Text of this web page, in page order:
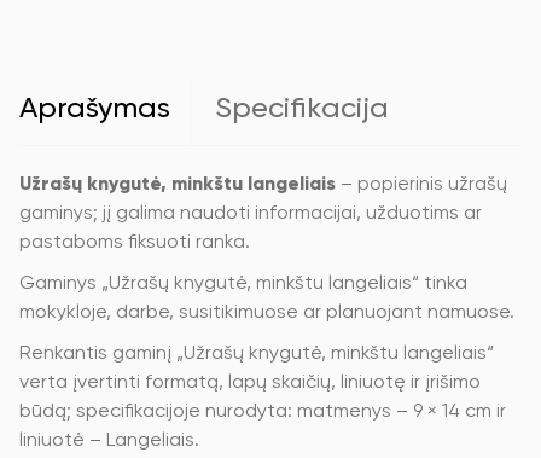
raudonos
spalvos
Aprašymas Specifikacija
Užrašų knygutė, minkštu langeliais – popierinis užrašų
gaminys; jį galima naudoti informacijai, užduotims ar
pastaboms fiksuoti ranka.
Gaminys „Užrašų knygutė, minkštu langeliais“ tinka
mokykloje, darbe, susitikimuose ar planuojant namuose.
Renkantis gaminį „Užrašų knygutė, minkštu langeliais“
verta įvertinti formatą, lapų skaičių, liniuotę ir įrišimo
būdą; specifikacijoje nurodyta: matmenys – 9 × 14 cm ir
liniuotė – Langeliais.